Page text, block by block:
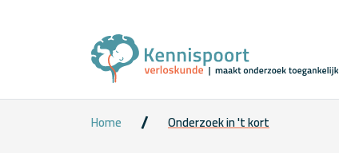
Home Onderzoek in 't kort